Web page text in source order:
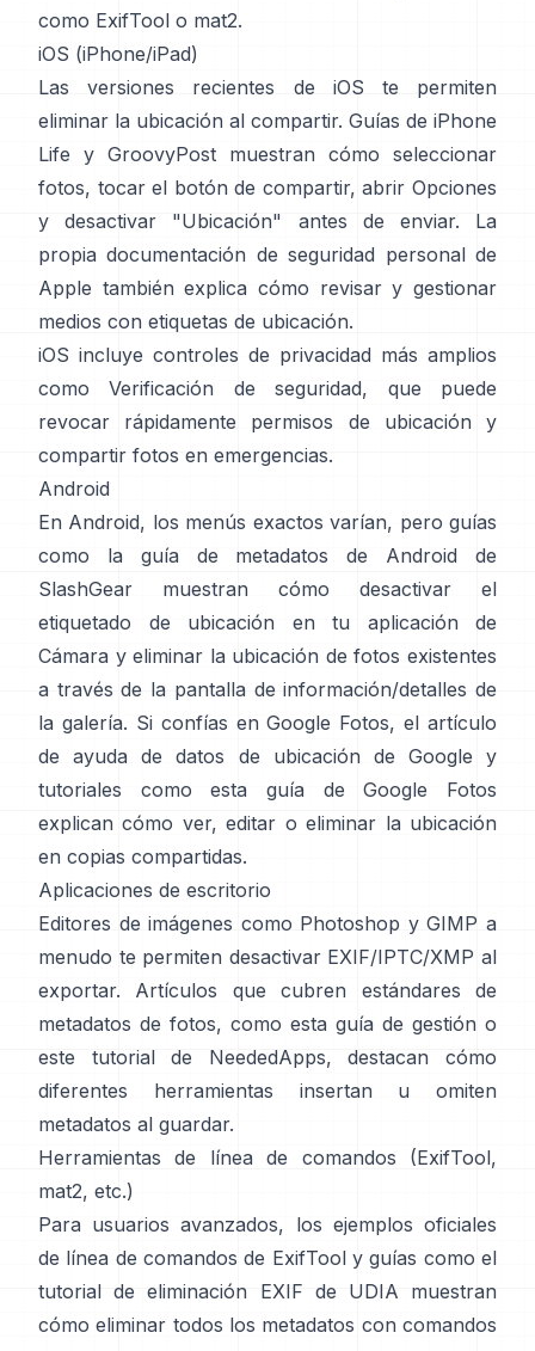
como ExifTool o mat2.
iOS (iPhone/iPad)
Las versiones recientes de iOS te permiten
eliminar la ubicación al compartir. Guías de iPhone
Life y GroovyPost muestran cómo seleccionar
fotos, tocar el botón de compartir, abrir Opciones
y desactivar "Ubicación" antes de enviar. La
propia documentación de seguridad personal de
Apple también explica cómo revisar y gestionar
medios con etiquetas de ubicación.
iOS incluye controles de privacidad más amplios
como
Verificación de seguridad, que puede
revocar rápidamente permisos de ubicación y
compartir fotos en emergencias.
Android
En Android, los menús exactos varían, pero guías
como
la guía de metadatos de Android de
SlashGear
muestran cómo desactivar el
etiquetado de ubicación en tu aplicación de
Cámara y eliminar la ubicación de fotos existentes
a través de la pantalla de información/detalles de
la galería. Si confías en Google Fotos, el artículo
de ayuda de datos de ubicación de Google y
tutoriales como
esta guía de Google Fotos
explican cómo ver, editar o eliminar la ubicación
en copias compartidas.
Aplicaciones de escritorio
Editores de imágenes como Photoshop y GIMP a
menudo te permiten desactivar EXIF/IPTC/XMP al
exportar. Artículos que cubren estándares de
metadatos de fotos, como esta guía de gestión o
este tutorial de NeededApps, destacan cómo
diferentes herramientas insertan u omiten
metadatos al guardar.
Herramientas de línea de comandos (ExifTool,
mat2, etc.)
Para usuarios avanzados, los ejemplos oficiales
de línea de comandos de ExifTool y guías como el
tutorial de eliminación EXIF de UDIA muestran
cómo eliminar todos los metadatos con comandos